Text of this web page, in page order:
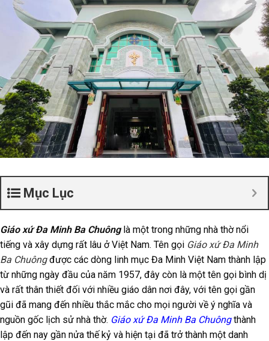
Mục Lục
Giáo xứ Đa Minh Ba Chuônglà một trong những nhà thờ nổi
tiếng và xây dựng rất lâu ở Việt Nam. Tên gọi Giáo xứ Đa Minh
Ba Chuôngđược các dòng linh mục Đa Minh Việt Nam thành lập
từ những ngày đầu của năm 1957, đây còn là một tên gọi bình dị
và rất thân thiết đối với nhiều giáo dân nơi đây, với tên gọi gần
gũi đã mang đến nhiều thắc mắc cho mọi người về ý nghĩa và
nguồn gốc lịch sử nhà thờ. Giáo xứ Đa Minh Ba Chuôngthành
lập đến nay gần nửa thế kỷ và hiện tại đã trở thành một danh